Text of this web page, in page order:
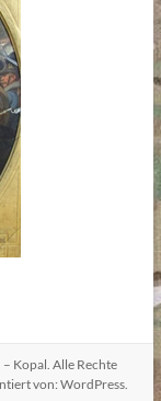
Kopal . Alle Rechte
von:WordPress